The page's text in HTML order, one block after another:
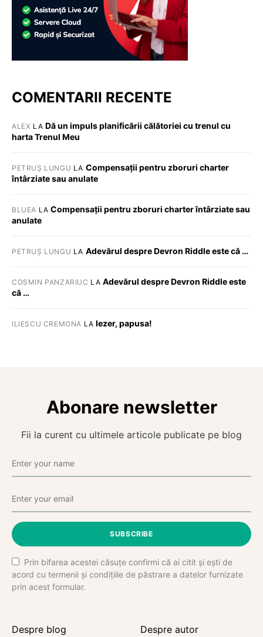
COMENTARII RECENTE
ALEX LA Dă un impuls planificării călătoriei cu trenul cu
harta Trenul Meu
PETRUȘ LUNGU LA Compensații pentru zboruri charter
întârziate sau anulate
BLUEA LACompensații pentru zboruri charter întârziate sau
anulate
PETRUȘ LUNGU LA Adevărul despre Devron Riddle este că …
COSMIN PANZARIUC LA Adevărul despre Devron Riddle este
că …
ILIESCU CREMONA LA Iezer, papusa!
Abonare newsletter
Fii la curent cu ultimele articole publicate pe blog
SUBSCRIBE
Prin bifarea acestei căsuțe confirmi că ai citit și ești de
acord cu termenii și condițiile de păstrare a datelor furnizate
prin acest formular.
Despre blog Despre autor